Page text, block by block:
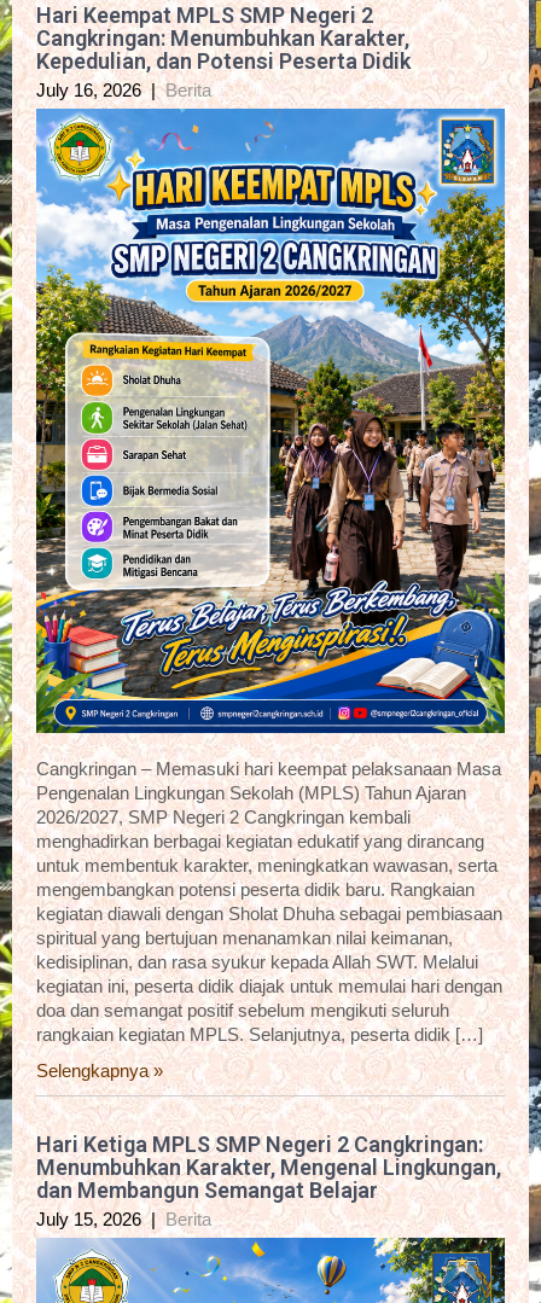
Hari Keempat MPLS SMP Negeri 2
Cangkringan: Menumbuhkan Karakter,
Kepedulian, dan Potensi Peserta Didik
July 16, 2026 |Berita
Cangkringan – Memasuki hari keempat pelaksanaan Masa
Pengenalan Lingkungan Sekolah (MPLS) Tahun Ajaran
2026/2027, SMP Negeri 2 Cangkringan kembali
menghadirkan berbagai kegiatan edukatif yang dirancang
untuk membentuk karakter, meningkatkan wawasan, serta
mengembangkan potensi peserta didik baru. Rangkaian
kegiatan diawali dengan Sholat Dhuha sebagai pembiasaan
spiritual yang bertujuan menanamkan nilai keimanan,
kedisiplinan, dan rasa syukur kepada Allah SWT. Melalui
kegiatan ini, peserta didik diajak untuk memulai hari dengan
doa dan semangat positif sebelum mengikuti seluruh
rangkaian kegiatan MPLS. Selanjutnya, peserta didik […]
Selengkapnya »
Hari Ketiga MPLS SMP Negeri 2 Cangkringan:
Menumbuhkan Karakter, Mengenal Lingkungan,
dan Membangun Semangat Belajar
July 15, 2026 |Berita